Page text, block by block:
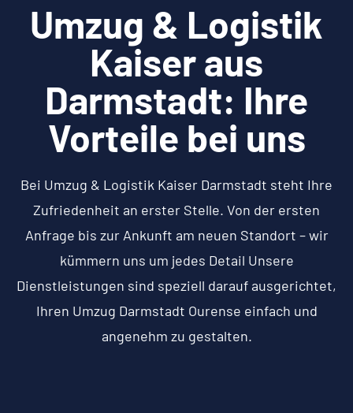
Umzug & Logistik
Kaiser aus
Darmstadt: Ihre
Vorteile bei uns
Bei Umzug & Logistik Kaiser Darmstadt steht Ihre
Zufriedenheit an erster Stelle. Von der ersten
Anfrage bis zur Ankunft am neuen Standort – wir
kümmern uns um jedes Detail Unsere
Dienstleistungen sind speziell darauf ausgerichtet,
Ihren Umzug Darmstadt Ourense einfach und
angenehm zu gestalten.